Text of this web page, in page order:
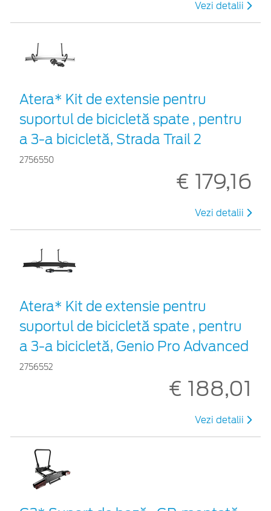
Vezi detalii
Atera* Kit de extensie pentru
suportul de bicicletă spate , pentru
a 3-a bicicletă, Strada Trail 2
2756550
€ 179,16
Vezi detalii
Atera* Kit de extensie pentru
suportul de bicicletă spate , pentru
a 3-a bicicletă, Genio Pro Advanced
2756552
€ 188,01
Vezi detalii